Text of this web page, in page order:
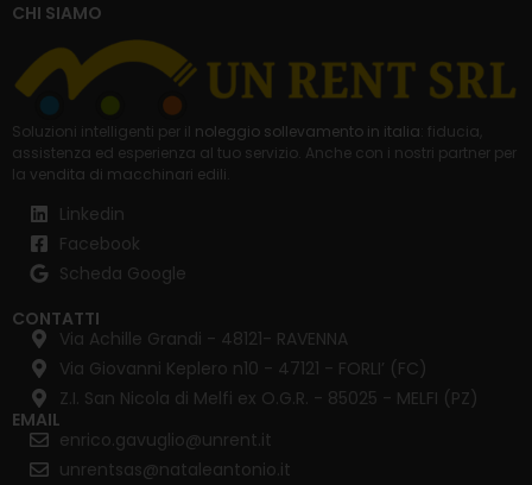
CHI SIAMO
Soluzioni intelligenti per il noleggio sollevamento in italia : fiducia,
assistenza ed esperienza al tuo servizio. Anche con i nostri partner per
la vendita di macchinari edili
Linkedin
Facebook
Scheda Google
CONTATTI
Via Achille Grandi - 48121- RAVENNA
Via Giovanni Keplero n10 - 47121 - FORLI’ (FC)
Z.I. San Nicola di Melfi ex O.G.R. - 85025 - MELFI (PZ)
EMAIL
enrico.gavuglio@unrent.it
unrentsas@nataleantonio.it